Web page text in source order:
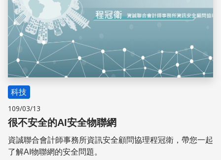
科技
109/03/13
很不安全的AI安全物聯網
資誠聯合會計師事務所資訊安全顧問協理程冠衛，帶您一起
了解AI物聯網的安全問題。